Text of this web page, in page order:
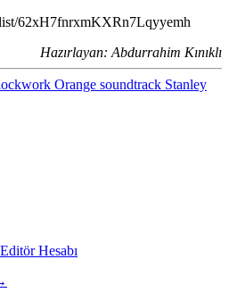
62xH7fnrxmKXRn7Lqyyemh
Hazırlayan: Abdurrahim Kınıklı
Orange soundtrack Stanley
Hesabı